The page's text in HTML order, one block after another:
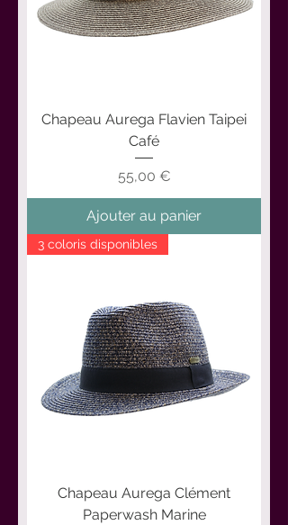
Chapeau Aurega Flavien Taipei
Café
Prix
55,00 €
Ajouter au panier
3 coloris disponibles
Chapeau Aurega Clément
Paperwash Marine